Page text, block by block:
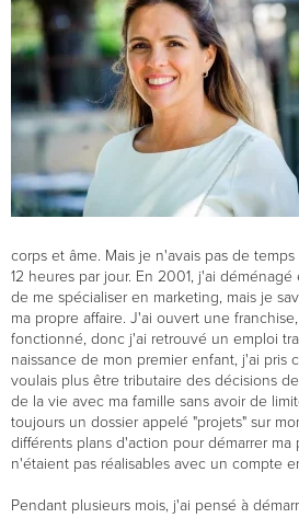
corps et âme. Mais je n'avais pas de
12 heures par jour. En 2001, j'ai
de me spécialiser en marketing, mais je
ma propre affaire. J'ai ouvert une
fonctionné, donc j'ai retrouvé un emploi
naissance de mon premier enfant, j'ai pris
voulais plus être tributaire des décisions
de la vie avec ma famille sans avoir de
toujours un dossier appelé "projets" sur
différents plans d'action pour démarrer ma
n'étaient pas réalisables avec un compte
Pendant plusieurs mois, j'ai pensé à